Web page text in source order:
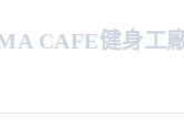
健身工廠